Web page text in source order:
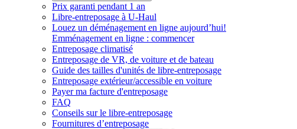
Prix garanti pendant 1 an
Libre-entreposage à U-Haul
Louez un déménagement en ligne aujourd’hui!
Emménagement en ligne : commencer
Entreposage climatisé
Entreposage de VR, de voiture et de bateau
Guide des tailles d'unités de libre-entreposage
Entreposage extérieur/accessible en voiture
Payer ma facture d'entreposage
FAQ
Conseils sur le libre-entreposage
Fournitures d’entreposage